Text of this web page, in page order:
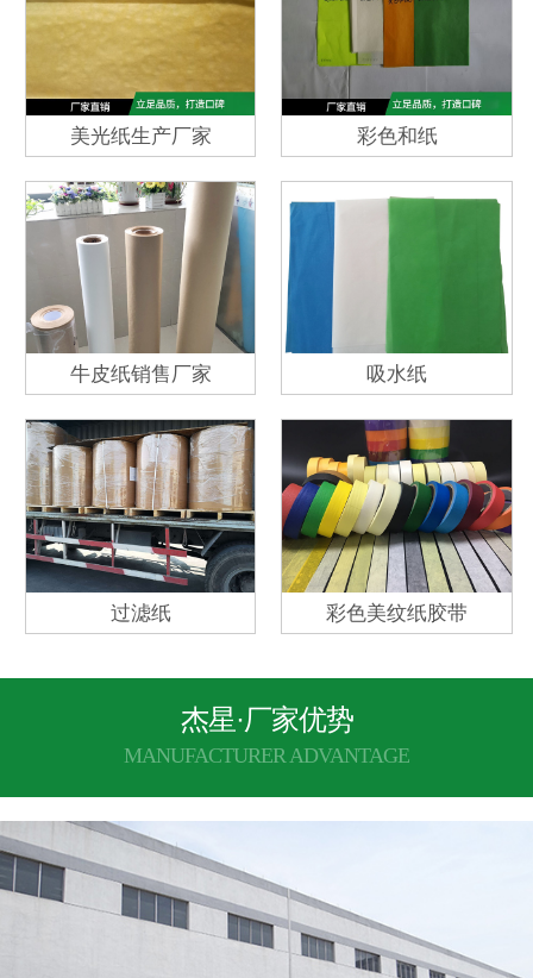
美光纸生产厂家 彩色和纸
牛皮纸销售厂家 吸水纸
过滤纸 彩色美纹纸胶带
杰星·厂家优势
MANUFACTURER ADVANTAGE